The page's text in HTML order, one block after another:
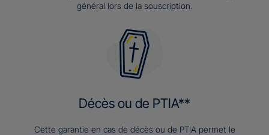
général lors de la souscription.
Décès ou de PTIA**
Cette garantie en cas de décès ou de PTIA permet le